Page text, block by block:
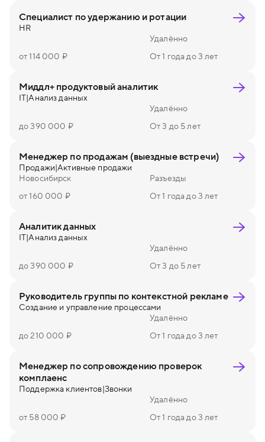
Специалист по удержанию и ротации
HR
Удалённо
от 114 000 ₽
От 1 года до 3 лет
Миддл+ продуктовый аналитик
IT|Анализ данных
Удалённо
до 390 000 ₽
От 3 до 5 лет
Менеджер по продажам (выездные встречи)
Продажи|Активные продажи
Новосибирск
Разъезды
от 160 000 ₽
От 1 года до 3 лет
Аналитик данных
IT|Анализ данных
Удалённо
до 390 000 ₽
От 3 до 5 лет
Руководитель группы по контекстной рекламе
Создание и управление процессами
Удалённо
до 210 000 ₽
От 1 года до 3 лет
Менеджер по сопровождению проверок
комплаенс
Поддержка клиентов|Звонки
Удалённо
от 58 000 ₽
От 1 года до 3 лет